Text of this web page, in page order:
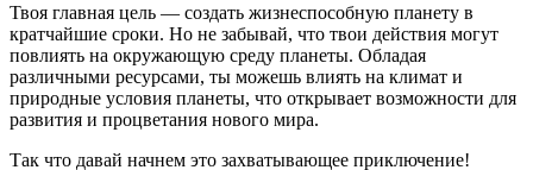
Твоя главная цель — создать жизнеспособную планету в
кратчайшие сроки. Но не забывай, что твои действия могут
повлиять на окружающую среду планеты. Обладая
различными ресурсами, ты можешь влиять на климат и
природные условия планеты, что открывает возможности для
развития и процветания нового мира.
Так что давай начнем это захватывающее приключение!